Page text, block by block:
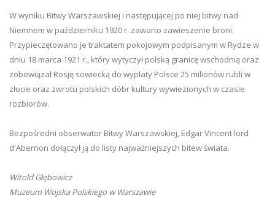
W wyniku Bitwy Warszawskiej i następującej po niej bitwy nad
Niemnem w październiku 1920 r. zawarto zawieszenie broni.
Przypieczętowano je traktatem pokojowym podpisanym w Rydze w
dniu 18 marca 1921 r., który wytyczył polską granicę wschodnią oraz
zobowiązał Rosję sowiecką do wypłaty Polsce 25 milionów rubli w
złocie oraz zwrotu polskich dóbr kultury wywiezionych w czasie
rozbiorów.
Bezpośredni obserwator Bitwy Warszawskiej, Edgar Vincent lord
d'Abernon dołączył ją do listy najważniejszych bitew świata.
Witold Głębowicz
Muzeum Wojska Polskiego w Warszawie